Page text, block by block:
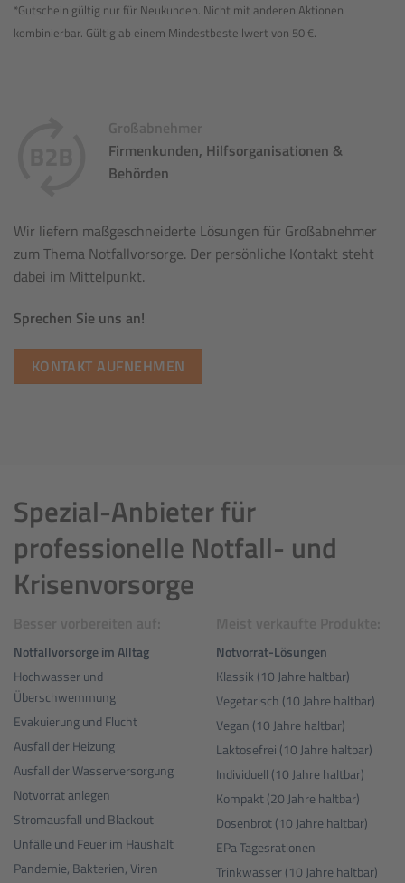
*Gutschein gültig nur für Neukunden. Nicht mit anderen Aktionen
kombinierbar. Gültig ab einem Mindestbestellwert von 50 €.
Großabnehmer
Firmenkunden, Hilfsorganisationen &
Behörden
Wir liefern maßgeschneiderte Lösungen für Großabnehmer
zum Thema Notfallvorsorge. Der persönliche Kontakt steht
dabei im Mittelpunkt.
Sprechen Sie uns an!
KONTAKT AUFNEHMEN
Spezial-Anbieter für
professionelle Notfall- und
Krisenvorsorge
Notfallvorsorge im Alltag
Hochwasser und
Überschwemmung
Evakuierung und Flucht
Ausfall der Heizung
Ausfall der Wasserversorgung
Notvorrat anlegen
Stromausfall und Blackout
Unfälle und Feuer im Haushalt
Pandemie, Bakterien, Viren
Notvorrat-Lösungen
Klassik (10 Jahre haltbar)
Vegetarisch (10 Jahre haltbar)
Vegan (10 Jahre haltbar)
Laktosefrei (10 Jahre haltbar)
Individuell (10 Jahre haltbar)
Kompakt (20 Jahre haltbar)
Dosenbrot (10 Jahre haltbar)
EPa Tagesrationen
Trinkwasser (10 Jahre haltbar)